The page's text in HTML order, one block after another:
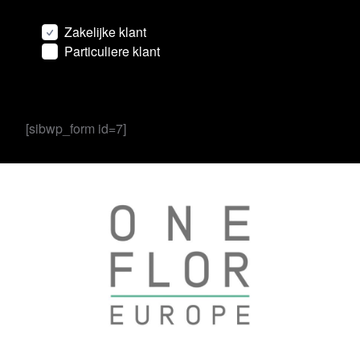
Zakelijke klant
Particuliere klant
[sibwp_form id=7]